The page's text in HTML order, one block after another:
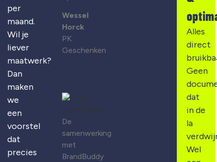
per
maand.
Wil je
liever
maatwerk?
Dan
maken
we
een
voorstel
dat
precies
Wessel
Horck
PK
Geschenken
De
samenwerking
met
BrandBuddy
Alles
direct
Geen
dat
in de
la
Wel